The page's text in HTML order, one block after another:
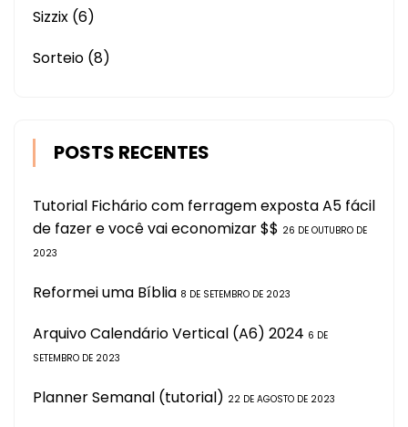
Sizzix (6)
Sorteio (8)
POSTS RECENTES
Tutorial Fichário com ferragem exposta A5 fácil
de fazer e você vai economizar $$ 26 DE OUTUBRO DE
2023
Reformei uma Bíblia 8 DE SETEMBRO DE 2023
Arquivo Calendário Vertical (A6) 2024 6 DE
SETEMBRO DE 2023
Planner Semanal (tutorial) 22 DE AGOSTO DE 2023